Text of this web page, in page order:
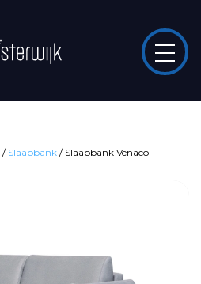
/ Slaapbank / Slaapbank Venaco